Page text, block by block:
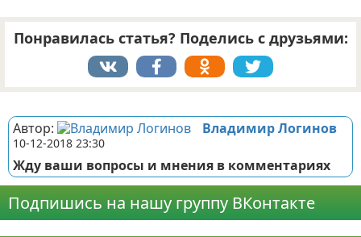
Понравилась статья? Поделись с друзьями:
Автор: Владимир Логинов
10-12-2018 23:30
Жду ваши вопросы и мнения в комментариях
Подпишись на нашу группу ВКонтакте